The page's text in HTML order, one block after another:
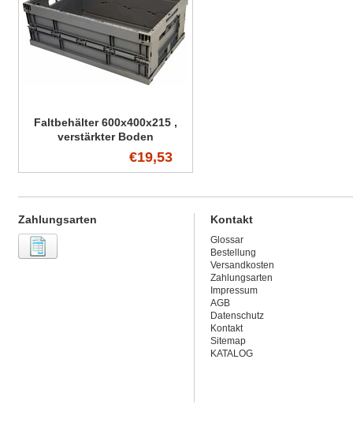
Faltbehälter 600x400x215 ,
verstärkter Boden
€19,53
Zahlungsarten Kontakt
Glossar
Bestellung
Versandkosten
Zahlungsarten
Impressum
AGB
Datenschutz
Kontakt
Sitemap
KATALOG